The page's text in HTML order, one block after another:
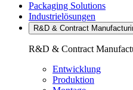
Packaging Solutions
Industrielösungen
R&D & Contract
R&D & Contract
Entwicklung
Produktion